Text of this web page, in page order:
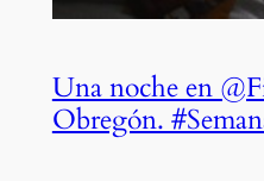
Una noche en
Obregón.